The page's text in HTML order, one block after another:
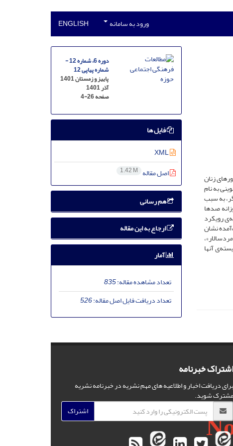
ورود به سامانه ENGLISH
زنان
به نام
به سبب
صدها
رویکرد
نشان
آنها
دوره 6، شماره 12 -
شماره پیاپی 12
پاییز و زمستان 1401
آذر 1401
صفحه4-26
فایل ها
XML
اصل مقاله 1.42 M
هم رسانی
ارجاع به این مقاله
آمار
تعداد مشاهده مقاله:835
تعداد دریافت فایل اصل مقاله:526
اشتراک خبرنامه
برای دریافت اخبار و اطلاعیه های مهم نشریه در خبرنامه نشریه
مشترک شوید.
اشتراک